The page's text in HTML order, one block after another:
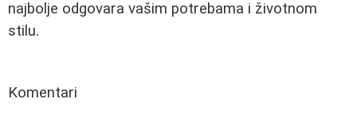
najbolje odgovara vašim potrebama i životnom
stilu.
Komentari